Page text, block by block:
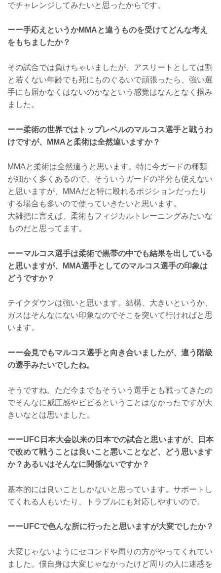
でチャレンジしてみたいと思ったからです。
ーー手応えというかMMAと違うものを受けてどんな考え
をもちましたか？
その試合では負けちゃいましたが、アスリートとしては割
と若くない年齢でも死にものぐるいで頑張ったら、強い選
手にも届かなくはないのかなという感覚はなんとなく掴み
ました。
ーー柔術の世界ではトップレベルのマルコス選手と戦うわ
けですが、MMAと柔術は全然違いますか？
MMAと柔術は全然違うと思います。特に今ガードの種類
が細かく多くあるので、そういうガードの半分も使えない
と思いますが、MMAだと特に殴れるポジションだったり
する場合も多いので使っていきたいと思います。
大雑把に言えば、柔術もフィジカルトレーニングみたいな
ものだと思ってます。
ーーマルコス選手は柔術で黒帯の中でも結果を出している
と思いますが、MMA選手としてのマルコス選手の印象は
どうですか？
テイクダウンは強いと思います。結構、大きいというか、
ガスはそんなにない印象なのでそこを突いて行ければと思
います。
ーー会見でもマルコス選手と向き合いましたが、違う階級
の選手みたいでしたね。
そうですね。ただ今までもそういう選手とも戦ってきたの
でそんなに威圧感やビビるということはなかったですが大
きいなとは思いました。
ーーUFC日本大会以来の日本での試合と思いますが、日本
で改めて戦うことは良いこと悪いことなど、どう思います
か？あるいはそんなに関係ないですか？
基本的には良いことしかないと思っています。サポートし
てくれる人もいたり、トラブルにも対応しやすいので。
ーーUFCで色んな所に行ったと思いますが大変でしたか？
大変じゃないようにセコンドや周りの方がやってくれてい
ました。僕自身は大変じゃなかったけど周りの人に迷惑を